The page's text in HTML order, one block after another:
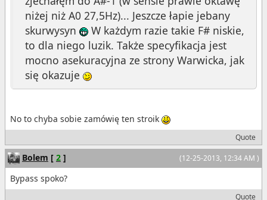
niżej niż A0 27,5Hz)... Jeszcze łapie jebany
skurwysyn
W każdym razie takie F# niskie,
to dla niego luzik. Także specyfikacja jest
mocno asekuracyjna ze strony Warwicka, jak
się okazuje
No to chyba sobie zamówię ten stroik
Quote
(12-25-2013, 12:34 AM )
Bolem [ 2 ]
Bypass spoko?
Quote